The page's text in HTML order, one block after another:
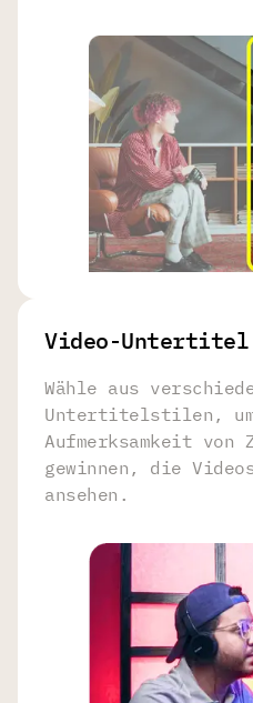
Video-Untertitel
Wähle aus
Untertitelstilen,
Aufmerksamkeit von
gewinnen, die
ansehen.